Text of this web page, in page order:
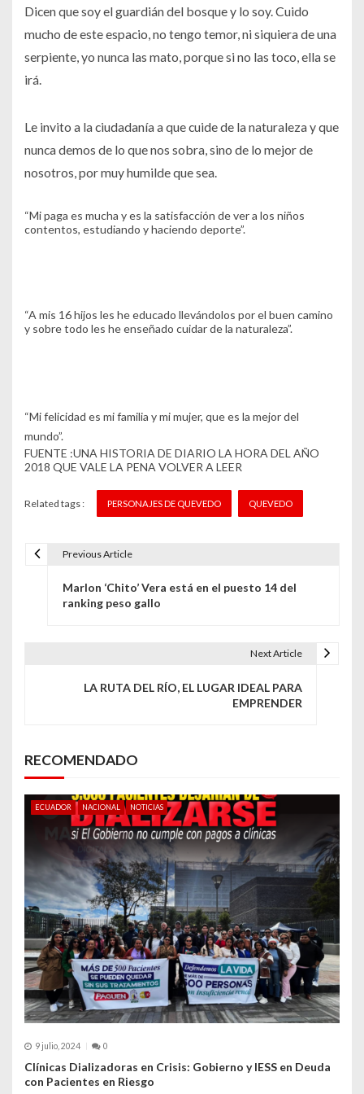
Dicen que soy el guardián del bosque y lo soy. Cuido
mucho de este espacio, no tengo temor, ni siquiera de una
serpiente, yo nunca las mato, porque si no las toco, ella se
irá.
Le invito a la ciudadanía a que cuide de la naturaleza y que
nunca demos de lo que nos sobra, sino de lo mejor de
nosotros, por muy humilde que sea.
“Mi paga es mucha y es la satisfacción de ver a los niños
contentos, estudiando y haciendo deporte”.
“A mis 16 hijos les he educado llevándolos por el buen camino
y sobre todo les he enseñado cuidar de la naturaleza”.
“Mi felicidad es mi familia y mi mujer, que es la mejor del
mundo”.
FUENTE :UNA HISTORIA DE DIARIO LA HORA DEL AÑO
2018 QUE VALE LA PENA VOLVER A LEER
Related tags : PERSONAJES DE QUEVEDO QUEVEDO
i
ó
d
e
e
n
t
r
a
d
Previous Article
Marlon ‘Chito’ Vera está en el puesto 14 del
ranking peso gallo
Next Article
LA RUTA DEL RÍO, EL LUGAR IDEAL PARA
EMPRENDER
RECOMENDADO
ECUADOR NACIONAL NOTICIAS
9 julio, 2024 0
Clínicas Dializadoras en Crisis: Gobierno y IESS en Deuda
con Pacientes en Riesgo